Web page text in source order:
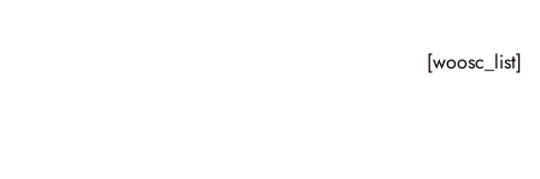
[woosc_list]